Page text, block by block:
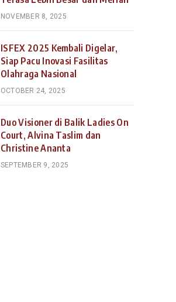
NOVEMBER 8, 2025
ISFEX 2025 Kembali Digelar,
Siap Pacu Inovasi Fasilitas
Olahraga Nasional
OCTOBER 24, 2025
Duo Visioner di Balik Ladies On
Court, Alvina Taslim dan
Christine Ananta
SEPTEMBER 9, 2025